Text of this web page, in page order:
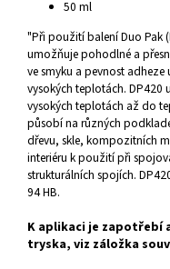
50 ml
"Při použití balení Duo Pak
umožňuje pohodlné a
ve smyku a pevnost
vysokých teplotách. DP420
vysokých teplotách až do
působí na různých
dřevu, skle, kompozitních
interiéru k použití při
strukturálních spojích.
94 HB.
K aplikaci je zapotřebí
tryska, viz záložka